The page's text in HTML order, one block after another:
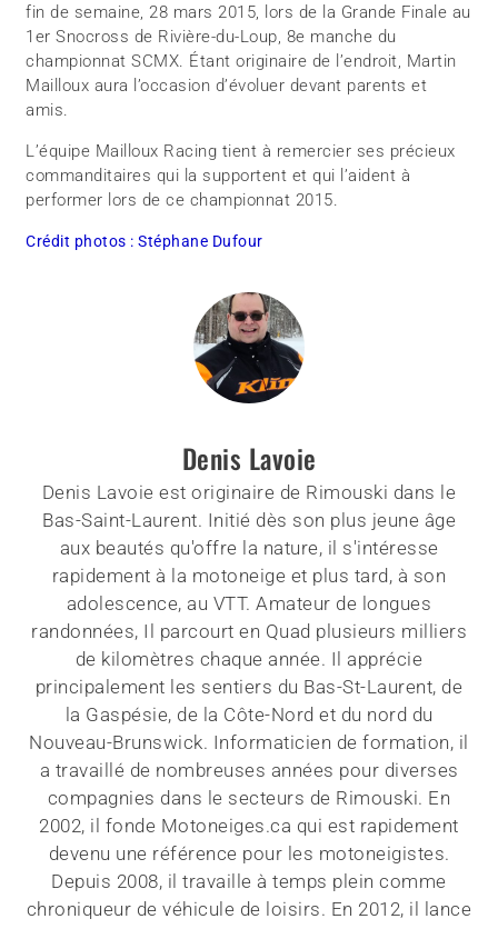
fin de semaine, 28 mars 2015, lors de la Grande Finale au
1er Snocross de Rivière-du-Loup, 8e manche du
championnat SCMX. Étant originaire de l’endroit, Martin
Mailloux aura l’occasion d’évoluer devant parents et
amis.
L’équipe Mailloux Racing tient à remercier ses précieux
commanditaires qui la supportent et qui l’aident à
performer lors de ce championnat 2015.
Crédit photos : Stéphane Dufour
Denis Lavoie
Denis Lavoie est originaire de Rimouski dans le
Bas-Saint-Laurent. Initié dès son plus jeune âge
aux beautés qu'offre la nature, il s'intéresse
rapidement à la motoneige et plus tard, à son
adolescence, au VTT. Amateur de longues
randonnées, Il parcourt en Quad plusieurs milliers
de kilomètres chaque année. Il apprécie
principalement les sentiers du Bas-St-Laurent, de
la Gaspésie, de la Côte-Nord et du nord du
Nouveau-Brunswick. Informaticien de formation, il
a travaillé de nombreuses années pour diverses
compagnies dans le secteurs de Rimouski. En
2002, il fonde Motoneiges.ca qui est rapidement
devenu une référence pour les motoneigistes.
Depuis 2008, il travaille à temps plein comme
chroniqueur de véhicule de loisirs. En 2012, il lance